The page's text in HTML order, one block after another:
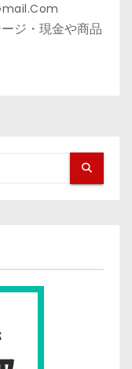
ジ・現金や商品